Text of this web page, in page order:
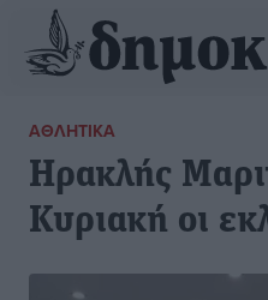
ΑΘΛΗΤΙΚΆ
Ηρακλής
Κυριακή οι